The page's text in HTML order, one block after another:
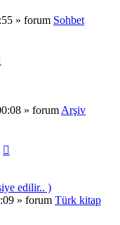
» forum Sohbet
» forum Arşiv
edilir.. )
» forum Türk kitap